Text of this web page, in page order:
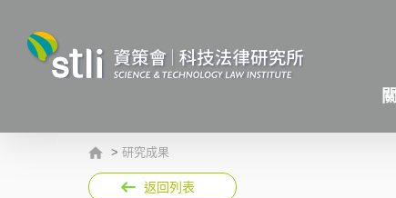
> 研究成果
返回列表